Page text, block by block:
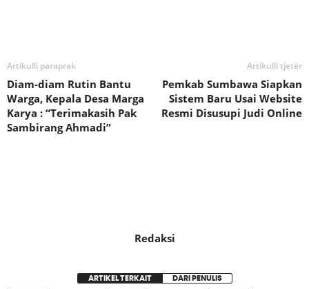
Artikulli paraprak
Diam-diam Rutin Bantu
Warga, Kepala Desa Marga
Karya : “Terimakasih Pak
Sambirang Ahmadi”
Artikulli tjetër
Pemkab Sumbawa Siapkan
Sistem Baru Usai Website
Resmi Disusupi Judi Online
Redaksi
ARTIKEL TERKAIT DARI PENULIS